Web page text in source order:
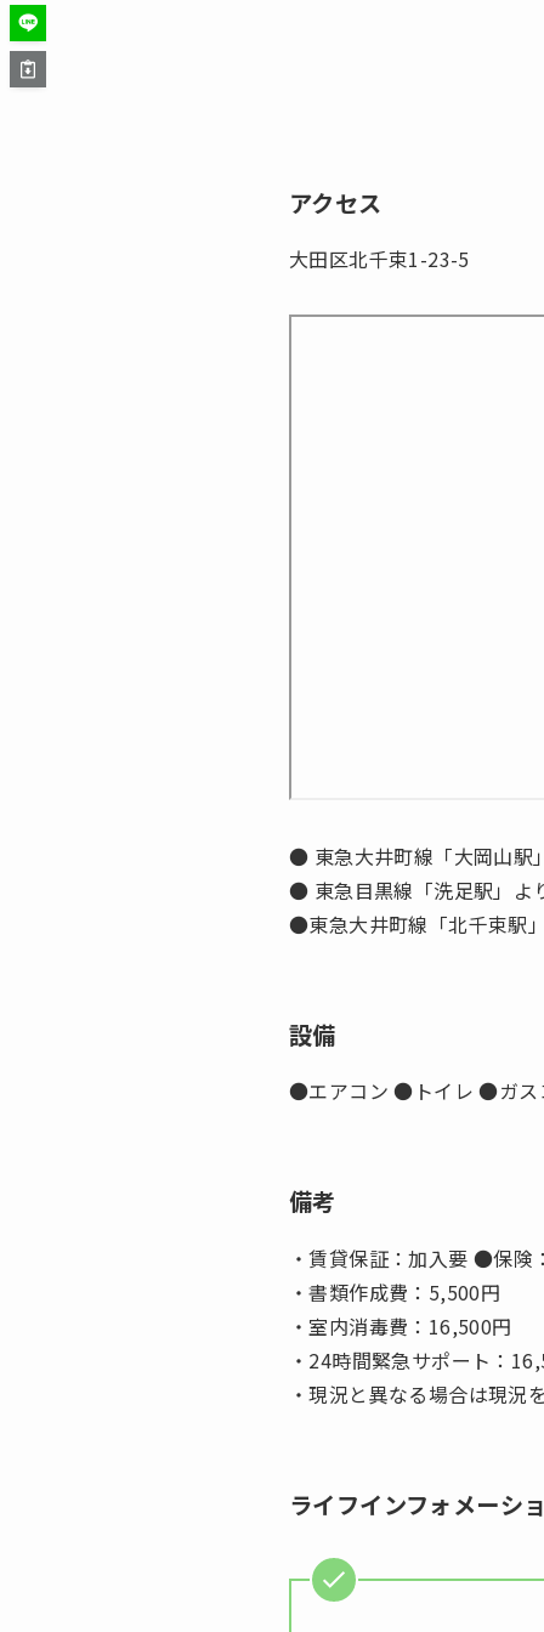
アクセス
大田区北千束1-23-5
● 東急大井町線「大岡山駅
● 東急目黒線「洗足駅」よ
●東急大井町線「北千束駅
設備
●エアコン ●トイレ ●ガス
備考
・賃貸保証：加入要 ●保
・書類作成費：5,500円
・室内消毒費：16,500円
・24時間緊急サポート：
・現況と異なる場合は現況
ライフインフォメーシ